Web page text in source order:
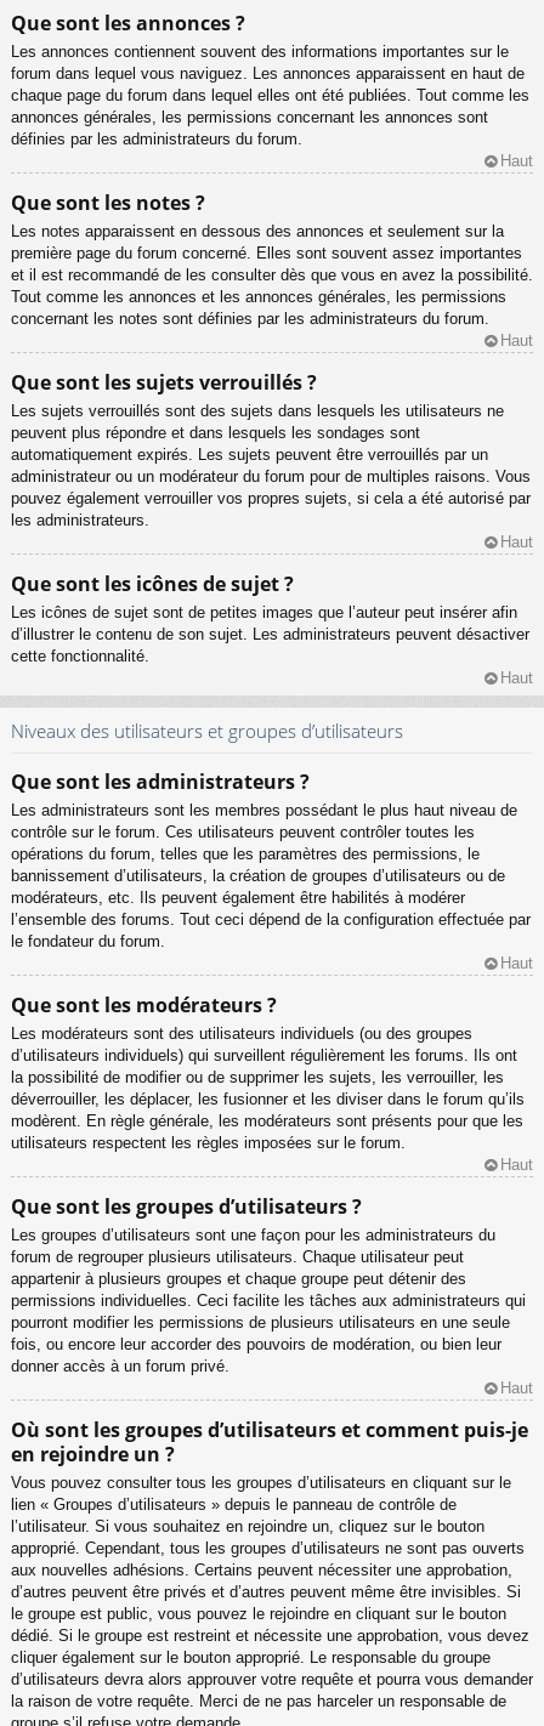
Que sont les annonces ?
Les annonces contiennent souvent des informations importantes sur le
forum dans lequel vous naviguez. Les annonces apparaissent en haut de
chaque page du forum dans lequel elles ont été publiées. Tout comme les
annonces générales, les permissions concernant les annonces sont
définies par les administrateurs du forum.
Haut
Que sont les notes ?
Les notes apparaissent en dessous des annonces et seulement sur la
première page du forum concerné. Elles sont souvent assez importantes
et il est recommandé de les consulter dès que vous en avez la possibilité.
Tout comme les annonces et les annonces générales, les permissions
concernant les notes sont définies par les administrateurs du forum.
Haut
Que sont les sujets verrouillés ?
Les sujets verrouillés sont des sujets dans lesquels les utilisateurs ne
peuvent plus répondre et dans lesquels les sondages sont
automatiquement expirés. Les sujets peuvent être verrouillés par un
administrateur ou un modérateur du forum pour de multiples raisons. Vous
pouvez également verrouiller vos propres sujets, si cela a été autorisé par
les administrateurs.
Haut
Que sont les icônes de sujet ?
Les icônes de sujet sont de petites images que l’auteur peut insérer afin
d’illustrer le contenu de son sujet. Les administrateurs peuvent désactiver
cette fonctionnalité.
Haut
Niveaux des utilisateurs et groupes d’utilisateurs
Que sont les administrateurs ?
Les administrateurs sont les membres possédant le plus haut niveau de
contrôle sur le forum. Ces utilisateurs peuvent contrôler toutes les
opérations du forum, telles que les paramètres des permissions, le
bannissement d’utilisateurs, la création de groupes d’utilisateurs ou de
modérateurs, etc. Ils peuvent également être habilités à modérer
l’ensemble des forums. Tout ceci dépend de la configuration effectuée par
le fondateur du forum.
Haut
Que sont les modérateurs ?
Les modérateurs sont des utilisateurs individuels (ou des groupes
d’utilisateurs individuels) qui surveillent régulièrement les forums. Ils ont
la possibilité de modifier ou de supprimer les sujets, les verrouiller, les
déverrouiller, les déplacer, les fusionner et les diviser dans le forum qu’ils
modèrent. En règle générale, les modérateurs sont présents pour que les
utilisateurs respectent les règles imposées sur le forum.
Haut
Que sont les groupes d’utilisateurs ?
Les groupes d’utilisateurs sont une façon pour les administrateurs du
forum de regrouper plusieurs utilisateurs. Chaque utilisateur peut
appartenir à plusieurs groupes et chaque groupe peut détenir des
permissions individuelles. Ceci facilite les tâches aux administrateurs qui
pourront modifier les permissions de plusieurs utilisateurs en une seule
fois, ou encore leur accorder des pouvoirs de modération, ou bien leur
donner accès à un forum privé.
Haut
Où sont les groupes d’utilisateurs et comment puis-je
en rejoindre un ?
Vous pouvez consulter tous les groupes d’utilisateurs en cliquant sur le
lien « Groupes d’utilisateurs » depuis le panneau de contrôle de
l’utilisateur. Si vous souhaitez en rejoindre un, cliquez sur le bouton
approprié. Cependant, tous les groupes d’utilisateurs ne sont pas ouverts
aux nouvelles adhésions. Certains peuvent nécessiter une approbation,
d’autres peuvent être privés et d’autres peuvent même être invisibles. Si
le groupe est public, vous pouvez le rejoindre en cliquant sur le bouton
dédié. Si le groupe est restreint et nécessite une approbation, vous devez
cliquer également sur le bouton approprié. Le responsable du groupe
d’utilisateurs devra alors approuver votre requête et pourra vous demander
la raison de votre requête. Merci de ne pas harceler un responsable de